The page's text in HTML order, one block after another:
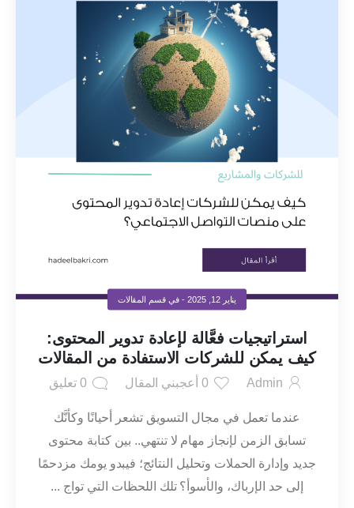
يناير 12, 2025 - في قسم المقالات
استراتيجيات فعَّالة لإعادة تدوير المحتوى:
كيف يمكن للشركات الاستفادة من المقالات
على منصات التواصل الاجتماعي؟
Admin
0أعجبني المقال 0 تعليق
عندما تعمل في مجال التسويق تشعر أحيانًا وكأنَّك
تسابق الزمن لإنجاز مهام لا تنتهي.. بين كتابة محتوى
جديد وإدارة الحملات وتحليل النتائج؛ فيبدو يومك مزدحمًا
إلى حد الإرباك، والأسوأ؟ تلك اللحظات التي تواج ...